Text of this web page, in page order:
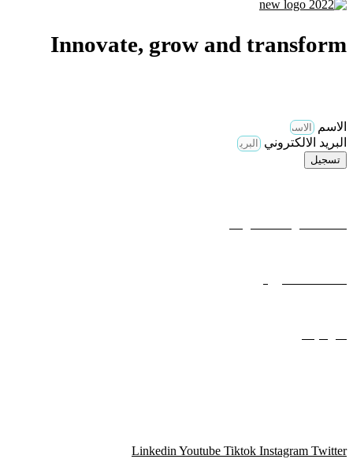
Innovate, grow and transform
الاسم
البريد الالكتروني
تسجيل
Linkedin Youtube Tiktok Instagram Twitter